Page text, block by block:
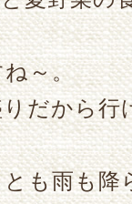
～。
だから行
も雨も降